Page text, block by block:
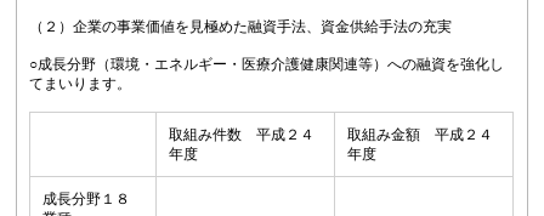
（２）企業の事業価値を見極めた融資手法、資金供給手法の充実
○成長分野（環境・エネルギー・医療介護健康関連等）への融資を強化し
てまいります。
取組み件数 平成２４
年度
取組み金額 平成２４
年度
成長分野１８